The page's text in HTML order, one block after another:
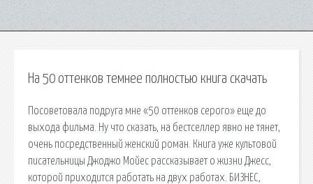
На 50 оттенков темнее полностью книга скачать
Посоветовала подруга мне «50 оттенков серого» еще до
выхода фильма. Ну что сказать, на бестселлер явно не тянет,
очень посредственный женский роман. Книга уже культовой
писательницы Джоджо Мойес рассказывает о жизни Джесс,
которой приходится работать на двух работах. БИЗНЕС,